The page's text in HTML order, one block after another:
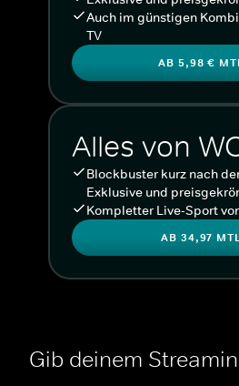
Auch im günstigen
TV
AB 5,98 €
Alles von
Blockbuster kurz nach
Exklusive und
Kompletter Live-Sport
AB 34,97
Gib deinem